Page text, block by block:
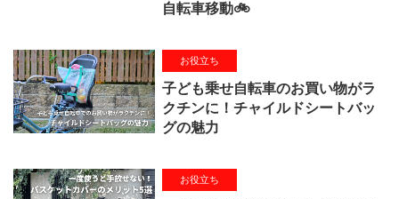
自転車移動🚲
お役立ち
子ども乗せ自転車のお買い物がラ
クチンに！チャイルドシートバッ
グの魅力
お役立ち